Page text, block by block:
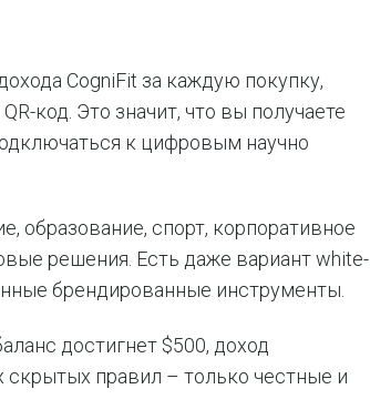
CogniFit за каждую покупку,
код. Это значит, что вы получаете
к цифровым научно
образование, спорт, корпоративное
решения. Есть даже вариант white-
брендированные инструменты.
достигнет $500, доход
правил – только честные и